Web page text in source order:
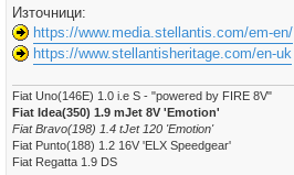
Източници:
https://www.media.stellantis.com/em-en/
https://www.stellantisheritage.com/en-uk
Fiat Uno(146E) 1.0 i.e S - "powered by FIRE 8V"
Fiat Idea(350) 1.9 mJet 8V 'Emotion'
Fiat Bravo(198) 1.4 tJet 120 'Emotion'
Fiat Punto(188) 1.2 16V 'ELX Speedgear'
Fiat Regatta 1.9 DS